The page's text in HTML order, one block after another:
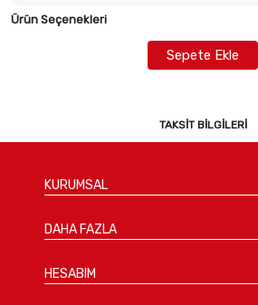
Ürün Seçenekleri
Sepete Ekle
TAKSIT BILGILERI
KURUMSAL
DAHA FAZLA
HESABIM